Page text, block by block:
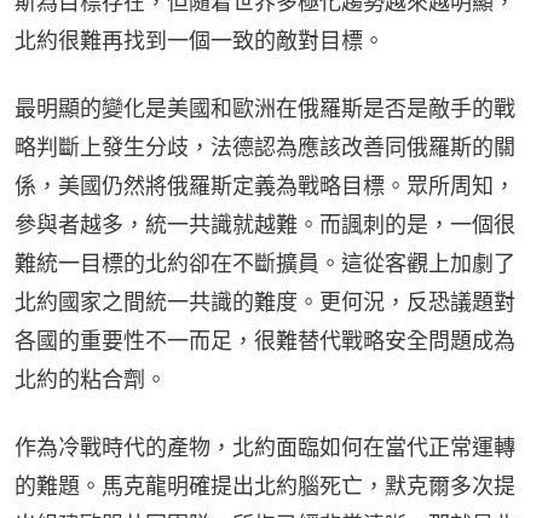
北約很難再找到一個一致的敵對目標。
最明顯的變化是美國和歐洲在俄羅斯是否是敵手的戰
略判斷上發生分歧，法德認為應該改善同俄羅斯的關
係，美國仍然將俄羅斯定義為戰略目標。眾所周知，
參與者越多，統一共識就越難。而諷刺的是，一個很
難統一目標的北約卻在不斷擴員。這從客觀上加劇了
北約國家之間統一共識的難度。更何況，反恐議題對
各國的重要性不一而足，很難替代戰略安全問題成為
北約的粘合劑。
作為冷戰時代的產物，北約面臨如何在當代正常運轉
的難題。馬克龍明確提出北約腦死亡，默克爾多次提